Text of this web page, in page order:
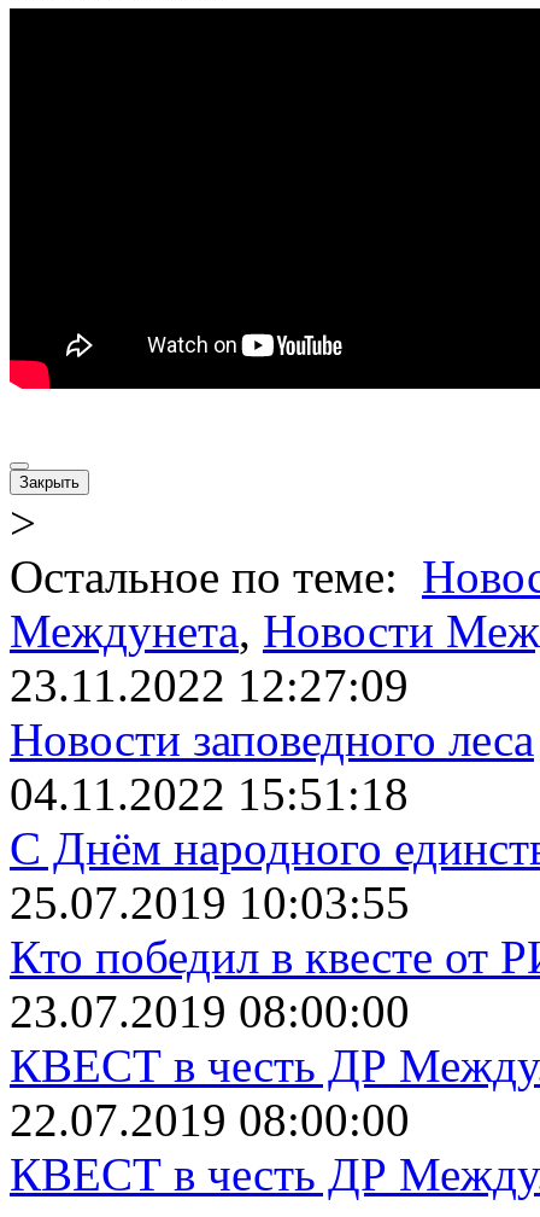
Закрыть
>
Остальное по теме:
Междунета, Новости
23.11.2022 12:27:09
Новости заповедного леса
04.11.2022 15:51:18
С Днём народного
25.07.2019 10:03:55
Кто победил в квесте от
23.07.2019 08:00:00
КВЕСТ в честь ДР
22.07.2019 08:00:00
КВЕСТ в честь ДР